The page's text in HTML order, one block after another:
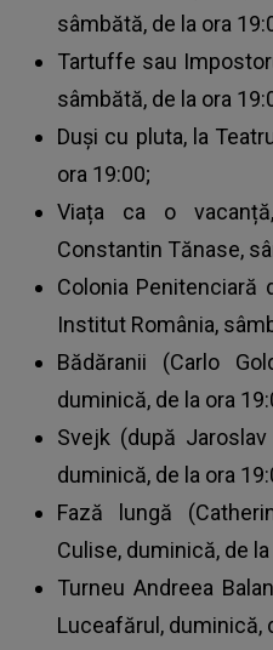
sâmbătă, de la ora
Tartuffe sau
sâmbătă, de la ora
Duși cu pluta, la
ora 19:00;
Viața ca o
Constantin Tănase,
Colonia Penitenciară
Institut România,
Bădăranii (Carlo
duminică, de la ora
Svejk (după
duminică, de la ora
Fază lungă
Culise, duminică, de
Turneu Andreea
Luceafărul, duminică,